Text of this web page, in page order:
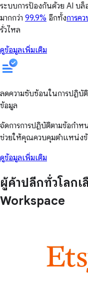
ระบบการป้องกันด้วย AI บล็
มากกว่า 99.9% อีกทั้งการค
รั่วไหล
ดูข้อมูลเพิ่มเติม
ลดความซับซ้อนในการปฏิบั
ข้อมูล
จัดการการปฏิบัติตามข้อกำ
ช่วยให้คุณควบคุมตำแหน่ง
ดูข้อมูลเพิ่มเติม
ผู้ค้าปลีกทั่วโลก
Workspace